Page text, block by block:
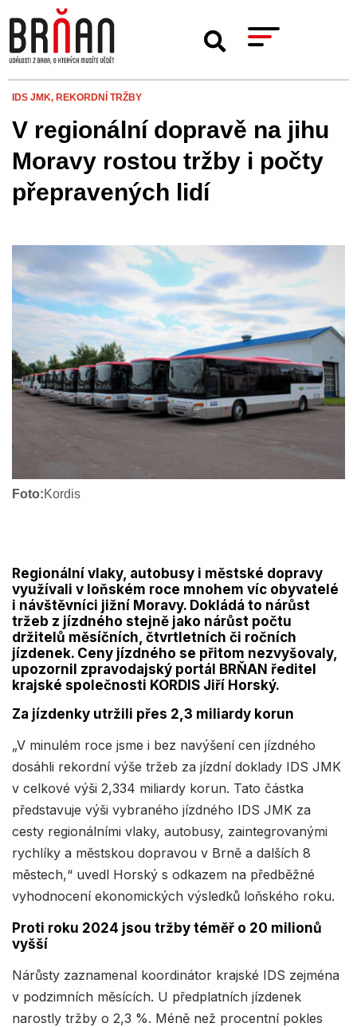
IDS JMK, REKORDNÍ TRŽBY
V regionální dopravě na jihu
Moravy rostou tržby i počty
přepravených lidí
Foto:Kordis
Regionální vlaky, autobusy i městské dopravy
využívali v loňském roce mnohem víc obyvatelé
i návštěvníci jižní Moravy. Dokládá to nárůst
tržeb z jízdného stejně jako nárůst počtu
držitelů měsíčních, čtvrtletních či ročních
jízdenek. Ceny jízdného se přitom nezvyšovaly,
upozornil zpravodajský portál BRŇAN ředitel
krajské společnosti KORDIS Jiří Horský.
Za jízdenky utržili přes 2,3 miliardy korun
„V minulém roce jsme i bez navýšení cen jízdného
dosáhli rekordní výše tržeb za jízdní doklady IDS JMK
v celkové výši 2,334 miliardy korun. Tato částka
představuje výši vybraného jízdného IDS JMK za
cesty regionálními vlaky, autobusy, zaintegrovanými
rychlíky a městskou dopravou v Brně a dalších 8
městech,“ uvedl Horský s odkazem na předběžné
vyhodnocení ekonomických výsledků loňského roku.
Proti roku 2024 jsou tržby téměř o 20 milionů
vyšší
Nárůsty zaznamenal koordinátor krajské IDS zejména
v podzimních měsících. U předplatních jízdenek
narostly tržby o 2,3 %. Méně než procentní pokles